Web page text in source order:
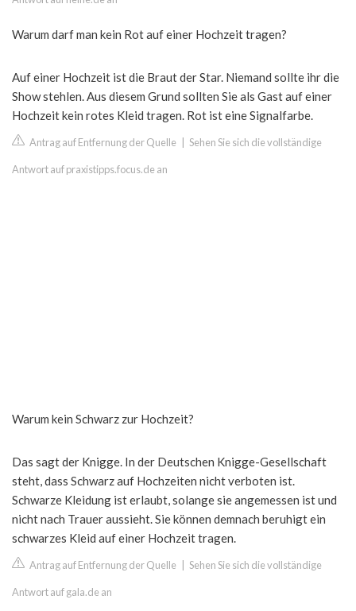
Warum darf man kein Rot auf einer Hochzeit tragen?
Auf einer Hochzeit ist die Braut der Star. Niemand sollte ihr die
Show stehlen. Aus diesem Grund sollten Sie als Gast auf einer
Hochzeit kein rotes Kleid tragen. Rot ist eine Signalfarbe.
Antrag auf Entfernung der Quelle Sehen Sie sich die vollständige
Antwort auf praxistipps.focus.de an
Warum kein Schwarz zur Hochzeit?
Das sagt der Knigge. In der Deutschen Knigge-Gesellschaft
steht, dass Schwarz auf Hochzeiten nicht verboten ist.
Schwarze Kleidung ist erlaubt, solange sie angemessen ist und
nicht nach Trauer aussieht. Sie können demnach beruhigt ein
schwarzes Kleid auf einer Hochzeit tragen.
Antrag auf Entfernung der Quelle Sehen Sie sich die vollständige
Antwort auf gala.de an